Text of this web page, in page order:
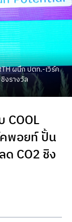
ผนึก ปตท.-เวิร์ค
งรางวัล
COOL
พอยท์ ปั้น
CO2 ชิง